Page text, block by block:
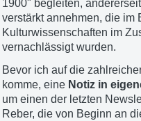
1900" begleiten,
verstärkt annehmen, die im
Kulturwissenschaften im
vernachlässigt wurden.
Bevor ich auf die
komme, eine Notiz in
um einen der letzten
Reber, die von Beginn an